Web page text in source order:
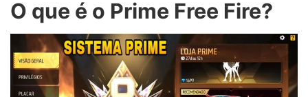
O que é o Prime Free Fire?